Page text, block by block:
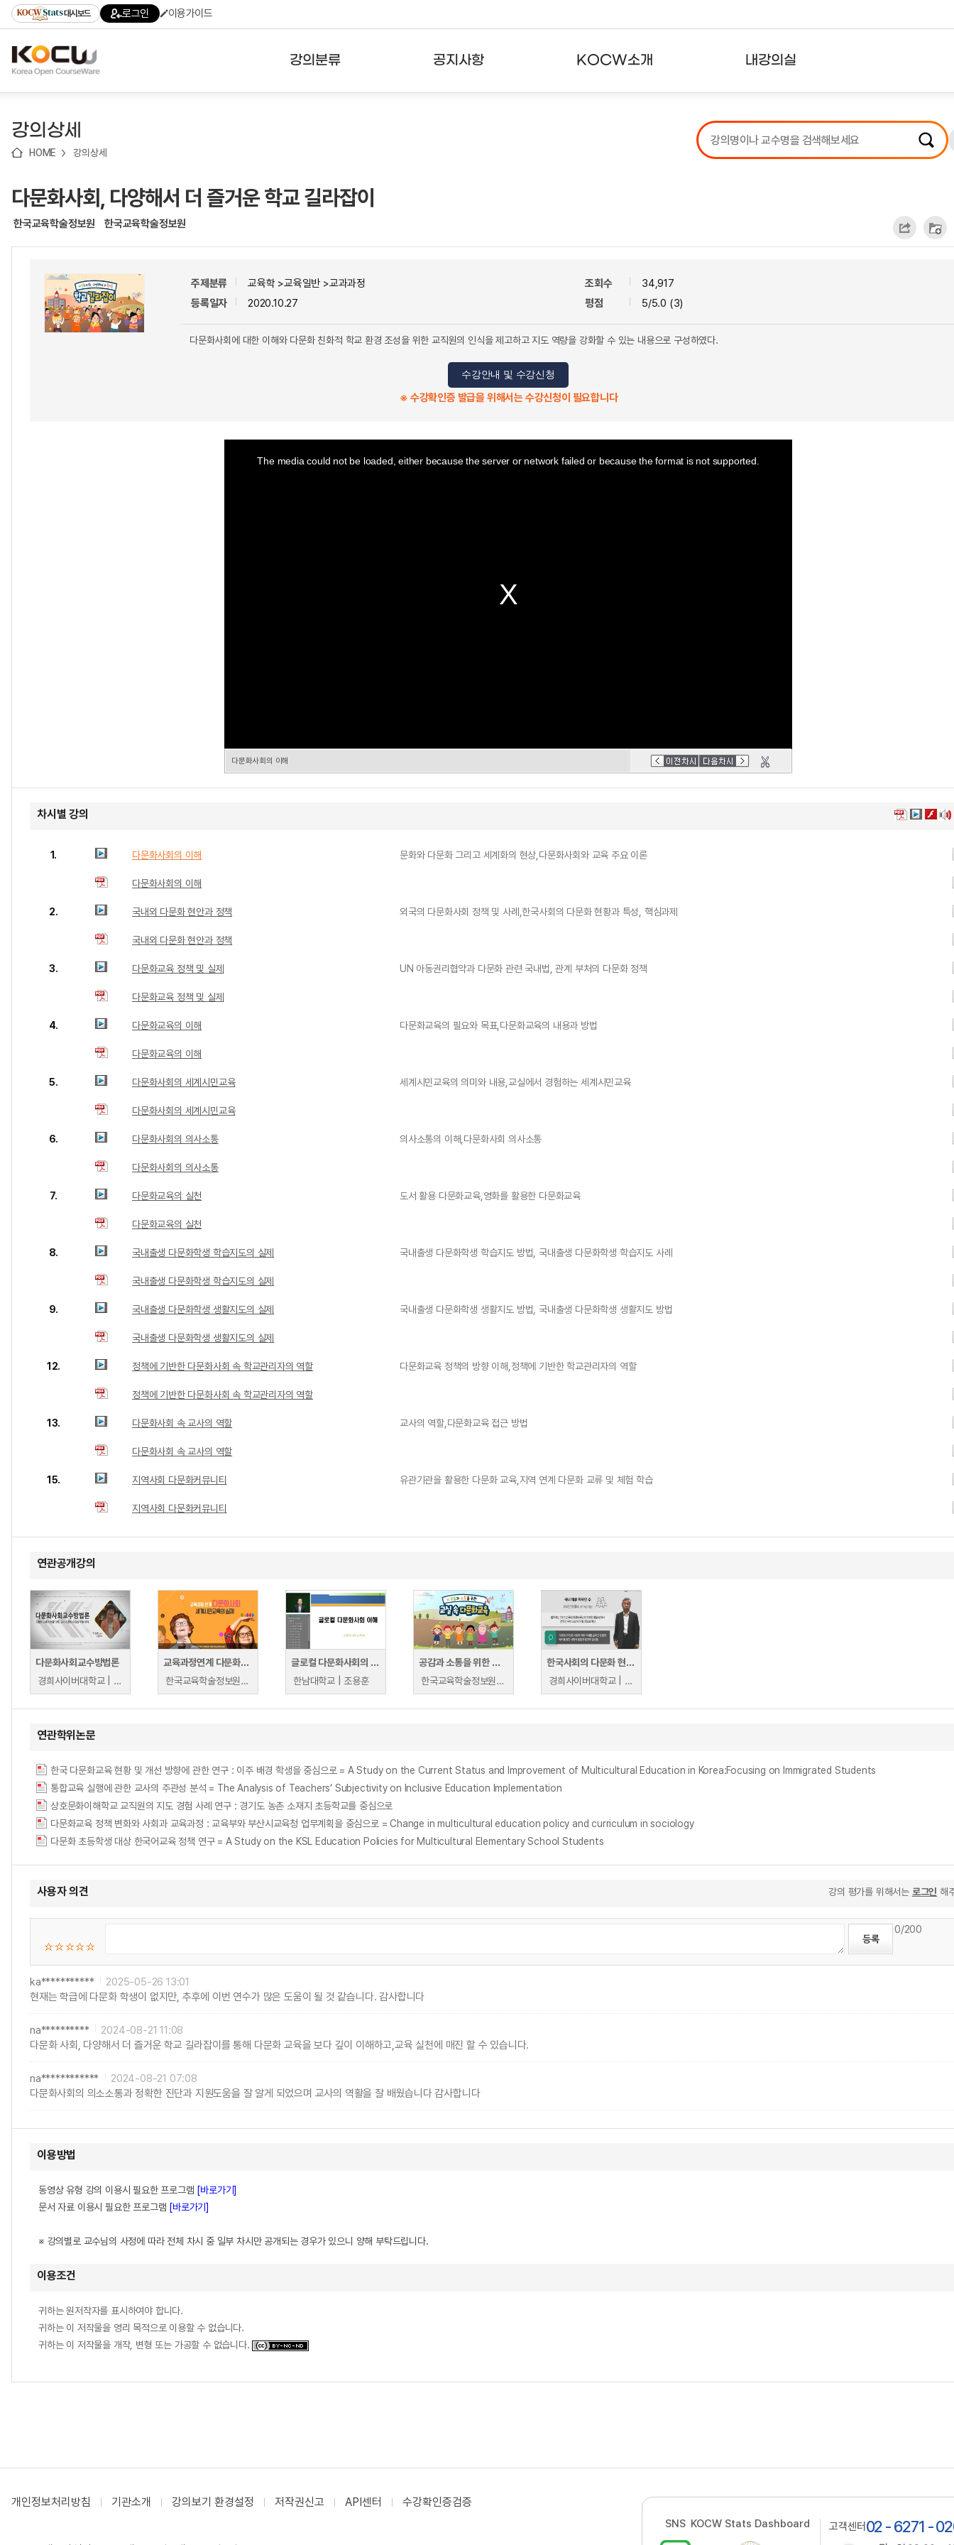
기
기
기
content)
가
대시보드 로그인 이용가이드
강의분류
테마강의
공지사항 KOCW소개 내강의실
강의리스트
수강확인증강의
강의상세
HOME 강의상세
다문화사회, 다양해서 더 즐거운 학교 길라잡이
한국교육학술정보원 한국교육학술정보원
주제분류
교육학 >교육일반 >교과과정
등록일자
2020.10.27
조회수
34,917
평점
5/5.0 (3)
다문화사회에 대한 이해와 다문화 친화적 학교 환경 조성을 위한 교직원의 인식을 제고하고 지도 역량을 강화할 수 있는 내용으로 구성하였다.
수강안내 및 수강신청
※ 수강확인증 발급을 위해서는 수강신청이 필요합니다
The media could not be loaded, either because the server or network failed or because the format is not supported.
다문화사회의 이해
차시별 강의
1. 다문화사회의 이해 문화와 다문화 그리고 세계화의 현상,다문화사회와 교육 주요 이론
다문화사회의 이해
2. 국내외 다문화 현안과 정책 외국의 다문화사회 정책 및 사례,한국사회의 다문화 현황과 특성, 핵심과제
국내외 다문화 현안과 정책
3. 다문화교육 정책 및 실제 UN 아동권리협약과 다문화 관련 국내법, 관계 부처의 다문화 정책
다문화교육 정책 및 실제
4. 다문화교육의 이해 다문화교육의 필요와 목표,다문화교육의 내용과 방법
다문화교육의 이해
5. 다문화사회의 세계시민교육 세계시민교육의 의미와 내용,교실에서 경험하는 세계시민교육
다문화사회의 세계시민교육
6. 다문화사회의 의사소통 의사소통의 이해,다문화사회 의사소통
다문화사회의 의사소통
7. 다문화교육의 실천 도서 활용 다문화교육,영화를 활용한 다문화교육
다문화교육의 실천
8. 국내출생 다문화학생 학습지도의 실제 국내출생 다문화학생 학습지도 방법, 국내출생 다문화학생 학습지도 사례
국내출생 다문화학생 학습지도의 실제
9. 국내출생 다문화학생 생활지도의 실제 국내출생 다문화학생 생활지도 방법, 국내출생 다문화학생 생활지도 방법
국내출생 다문화학생 생활지도의 실제
12. 정책에 기반한 다문화사회 속 학교관리자의 역할 다문화교육 정책의 방향 이해,정책에 기반한 학교관리자의 역할
정책에 기반한 다문화사회 속 학교관리자의 역할
13. 다문화사회 속 교사의 역할 교사의 역할,다문화교육 접근 방법
다문화사회 속 교사의 역할
15. 지역사회 다문화커뮤니티 유관기관을 활용한 다문화 교육,지역 연계 다문화 교류 및 체험 학습
지역사회 다문화커뮤니티
연관공개강의
다문화사회교수방법론
경희사이버대학교 | 이성희
교육과정연계 다문화사회 세계시민교육의 실제
한국교육학술정보원 | 한국교육학술정보원
글로컬 다문화사회의 이해
한남대학교 | 조용훈
공감과 소통을 위한 교실 속 다문화교육
한국교육학술정보원 | 한국교육학술정보원
한국사회의 다문화 현상 이해
경희사이버대학교 | 임정근
연관학위논문
한국 다문화교육 현황 및 개선 방향에 관한 연구 : 이주 배경 학생을 중심으로 = A Study on the Current Status and Improvement of Multicultural Education in Korea:Focusing on Immigrated Students
통합교육 실행에 관한 교사의 주관성 분석 = The Analysis of Teachers’ Subjectivity on Inclusive Education Implementation
상호문화이해학교 교직원의 지도 경험 사례 연구 : 경기도 농촌 소재지 초등학교를 중심으로
다문화교육 정책 변화와 사회과 교육과정 : 교육부와 부산시교육청 업무계획을 중심으로 = Change in multicultural education policy and curriculum in sociology
다문화 초등학생 대상 한국어교육 정책 연구 = A Study on the KSL Education Policies for Multicultural Elementary School Students
사용자 의견 강의 평가를 위해서는 로그인 해
0/200
ka***********
2025-05-26 13:01
현재는 학급에 다문화 학생이 없지만, 추후에 이번 연수가 많은 도움이 될 것 같습니다. 감사합니다
na**********
2024-08-21 11:08
다문화 사회, 다양해서 더 즐거운 학교 길라잡이를 통해 다문화 교육을 보다 깊이 이해하고,교육 실천에 매진 할 수 있습니다.
na************
2024-08-21 07:08
다문화사회의 의소소통과 정확한 진단과 지원도움을 잘 알게 되었으며 교사의 역활을 잘 배웠습니다 감사합니다
이용방법
동영상 유형 강의 이용시 필요한 프로그램 [바로가기]
문서 자료 이용시 필요한 프로그램 [바로가기]
※ 강의별로 교수님의 사정에 따라 전체 차시 중 일부 차시만 공개되는 경우가 있으니 양해 부탁드립니다.
이용조건
귀하는 원저작자를 표시하여야 합니다.
귀하는 이 저작물을 영리 목적으로 이용할 수 없습니다.
귀하는 이 저작물을 개작, 변형 또는 가공할 수 없습니다.
개인정보처리방침 기관소개 강의보기 환경설정 저작권신고 API센터 수강확인증검증
SNS KOCW Stats Dashboard 고객센터 02 - 6271 -